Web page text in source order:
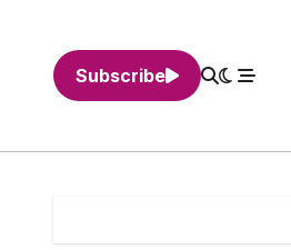
Subscribe